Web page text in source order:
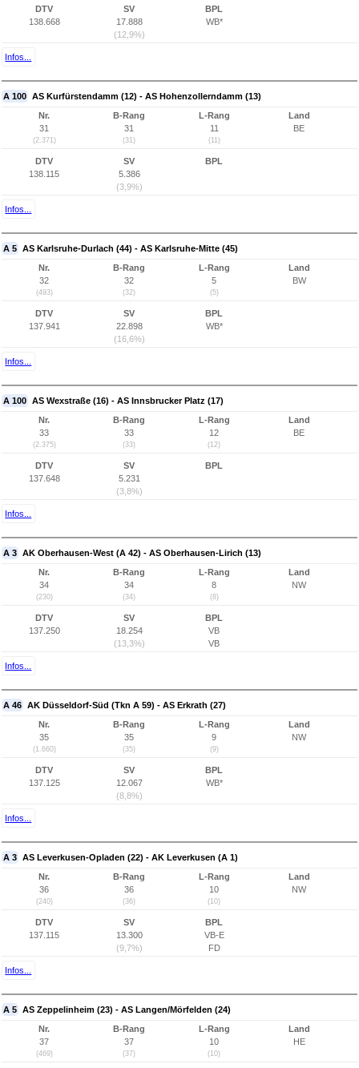
DTV
138.668
SV
17.888
(12,9%)
BPL
WB*
Infos...
A 100 AS Kurfürstendamm (12) - AS Hohenzollerndamm (13)
Nr.
31
(2.371)
B-Rang
31
(31)
L-Rang
11
(11)
Land
BE
DTV
138.115
SV
5.386
(3,9%)
BPL
Infos...
A 5 AS Karlsruhe-Durlach (44) - AS Karlsruhe-Mitte (45)
Nr.
32
(493)
B-Rang
32
(32)
L-Rang
5
(5)
Land
BW
DTV
137.941
SV
22.898
(16,6%)
BPL
WB*
Infos...
A 100 AS Wexstraße (16) - AS Innsbrucker Platz (17)
Nr.
33
(2.375)
B-Rang
33
(33)
L-Rang
12
(12)
Land
BE
DTV
137.648
SV
5.231
(3,8%)
BPL
Infos...
A 3 AK Oberhausen-West (A 42) - AS Oberhausen-Lirich (13)
Nr.
34
(230)
B-Rang
34
(34)
L-Rang
8
(8)
Land
NW
DTV
137.250
SV
18.254
(13,3%)
BPL
VB
VB
Infos...
A 46 AK Düsseldorf-Süd (Tkn A 59) - AS Erkrath (27)
Nr.
35
(1.660)
B-Rang
35
(35)
L-Rang
9
(9)
Land
NW
DTV
137.125
SV
12.067
(8,8%)
BPL
WB*
Infos...
A 3 AS Leverkusen-Opladen (22) - AK Leverkusen (A 1)
Nr.
36
(240)
B-Rang
36
(36)
L-Rang
10
(10)
Land
NW
DTV
137.115
SV
13.300
(9,7%)
BPL
VB-E
FD
Infos...
A 5 AS Zeppelinheim (23) - AS Langen/Mörfelden (24)
Nr.
37
(469)
B-Rang
37
(37)
L-Rang
10
(10)
Land
HE